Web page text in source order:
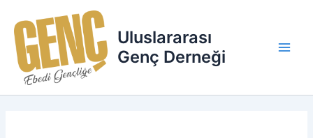
atla
Uluslararası
Genç Derneği